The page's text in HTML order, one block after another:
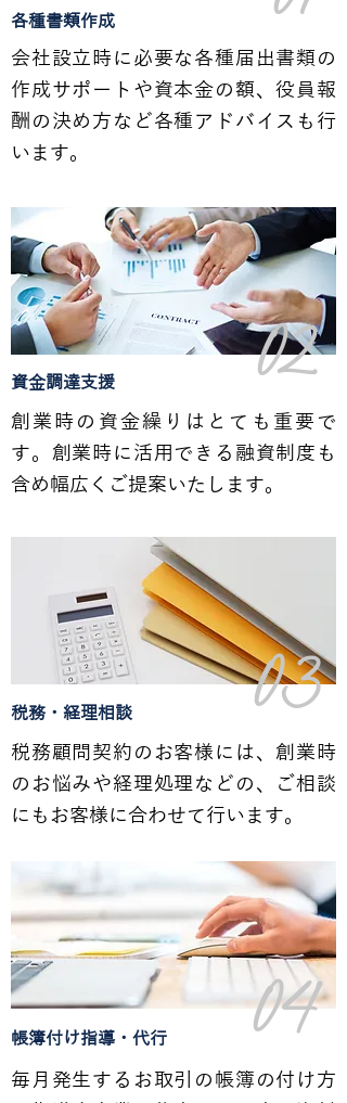
​各種書類作成
会社設立時に必要な各種届出書類の
作成サポートや資本金の額、役員報
酬の決め方など各種アドバイスも行
います。
02
資金調達支援
創業時の資金繰りはとても重要で
す。創業時に活用できる融資制度も
含め幅広くご提案いたします。
03
税務・経理相談
税務顧問契約のお客様には、創業時
のお悩みや経理処理などの、ご相談
にもお客様に合わせて行います。
04
帳簿付け指導・代行
毎月発生するお取引の帳簿の付け方